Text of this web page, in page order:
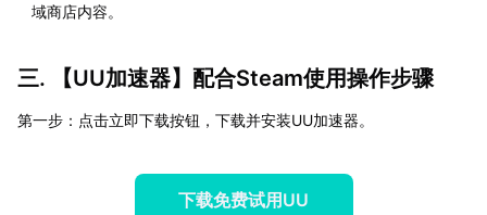
域商店内容。
三. 【UU加速器】配合Steam使用操作步骤
第一步：点击立即下载按钮，下载并安装UU加速器。
下载免费试用UU